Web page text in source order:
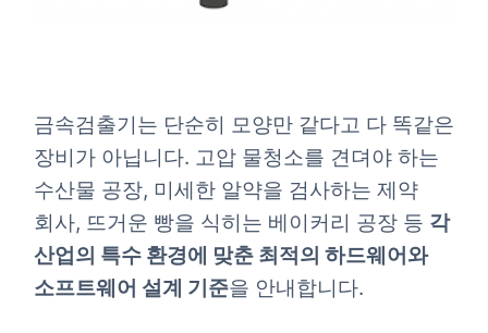
금속검출기는 단순히 모양만 같다고 다 똑같은
장비가 아닙니다. 고압 물청소를 견뎌야 하는
수산물 공장, 미세한 알약을 검사하는 제약
회사, 뜨거운 빵을 식히는 베이커리 공장 등 각
산업의 특수 환경에 맞춘 최적의 하드웨어와
소프트웨어 설계 기준을 안내합니다.